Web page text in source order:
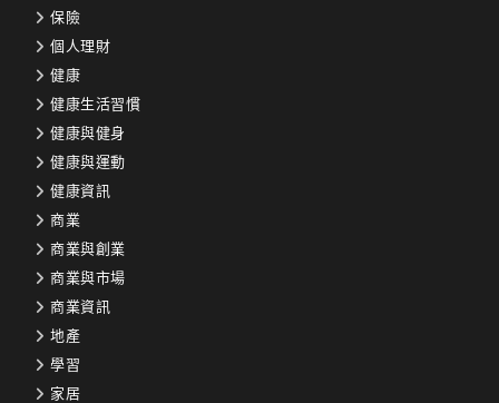
保險
個人理財
健康
健康生活習慣
健康與健身
健康與運動
健康資訊
商業
商業與創業
商業與市場
商業資訊
地產
學習
家居